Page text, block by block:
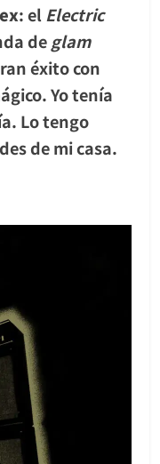
: el Electric
deglam
éxito con
Yo tenía
Lo tengo
de mi casa.